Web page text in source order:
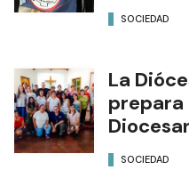
SOCIEDAD
La
prepara
SOCIEDAD